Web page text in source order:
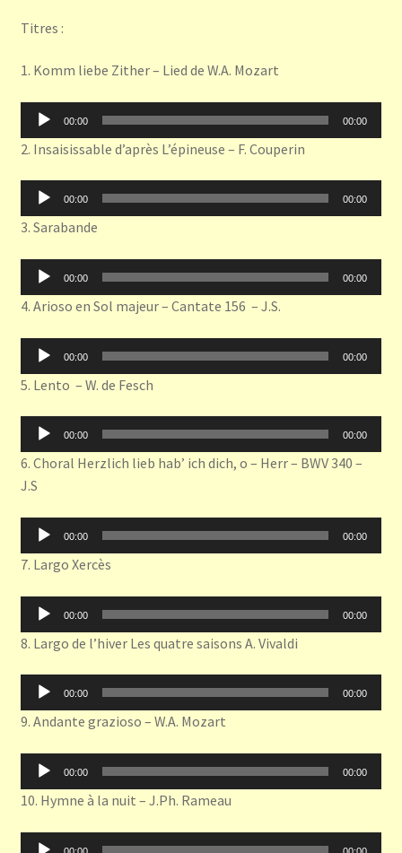
Titres :
1. Komm liebe Zither – Lied de W.A. Mozart
Lecteur
audio
00:00 00:00
2. Insaisissable d’après L’épineuse – F. Couperin
Lecteur
audio
00:00 00:00
3. Sarabande
Lecteur
audio
00:00 00:00
4. Arioso en Sol majeur – Cantate 156 – J.S.
Lecteur
audio
00:00 00:00
5. Lento – W. de Fesch
Lecteur
audio
00:00 00:00
6. Choral Herzlich lieb hab’ ich dich, o – Herr – BWV 340 –
J.S
Lecteur
audio
00:00 00:00
7. Largo Xercès
Lecteur
audio
00:00 00:00
8. Largo de l’hiver Les quatre saisons A. Vivaldi
Lecteur
audio
00:00 00:00
9. Andante grazioso – W.A. Mozart
Lecteur
audio
00:00 00:00
10. Hymne à la nuit – J.Ph. Rameau
Lecteur 00:00 00:00